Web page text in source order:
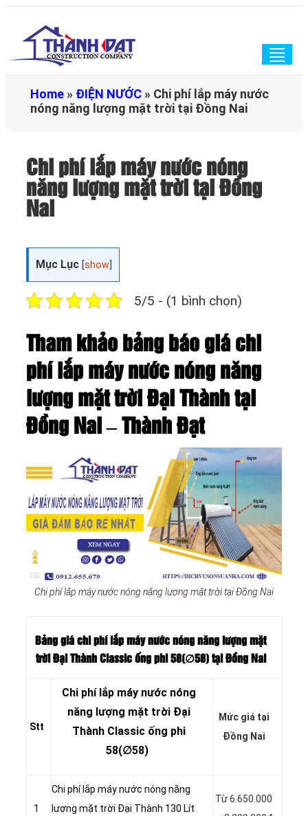
Home » ĐIỆN NƯỚC » Chi phí lắp máy nước
nóng năng lượng mặt trời tại Đồng Nai
Chi phí lắp máy nước nóng
năng lượng mặt trời tại Đồng
Nai
Mục Lục [show
5/5 - (1 bình chọn)
Tham khảo bảng báo giá chi
phí lắp máy nước nóng năng
lượng mặt trời Đại Thành tại
Đồng Nai – Thành Đạt
Chi phí lắp máy nước nóng năng lượng mặt trời tại Đồng Nai
Bảng giá chi phí lắp máy nước nóng năng lượng mặt
trời Đại Thành Classic ống phi 58(∅58) tại Đồng Nai
Stt
Chi phí lắp máy nước nóng
năng lượng mặt trời Đại
Thành Classic ống phi
58(∅58)
Mức giá tại
Đồng Nai
1
Chi phí lắp máy nước nóng năng
lượng mặt trời Đại Thành 130 Lít
Từ 6.650.000